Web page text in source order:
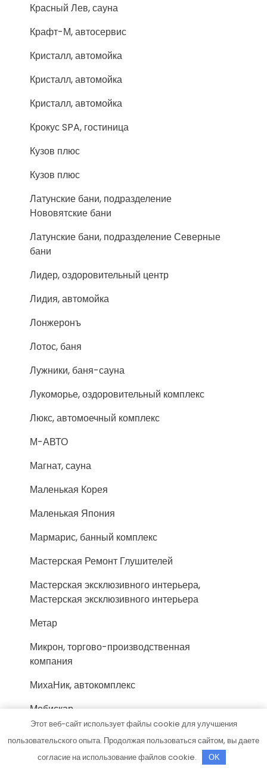
Красный Лев, сауна
Крафт-М, автосервис
Кристалл, автомойка
Кристалл, автомойка
Кристалл, автомойка
Крокус SPA, гостиница
Кузов плюс
Кузов плюс
Латунские бани, подразделение
Нововятские бани
Латунские бани, подразделение Северные
бани
Лидер, оздоровительный центр
Лидия, автомойка
Лонжеронъ
Лотос, баня
Лужники, баня-сауна
Лукоморье, оздоровительный комплекс
Люкс, автомоечный комплекс
М-АВТО
Магнат, сауна
Маленькая Корея
Маленькая Япония
Мармарис, банный комплекс
Мастерская Ремонт Глушителей
Мастерская эксклюзивного интерьера,
Мастерская эксклюзивного интерьера
Метар
Микрон, торгово-производственная
компания
МихаНик, автокомплекс
Мобискар
МылоПорошок А. Султана
Этот веб-сайт использует файлы cookie для улучшения
пользовательского опыта. Продолжая пользоваться сайтом, вы даете
согласие на использование файлов cookie.
OK